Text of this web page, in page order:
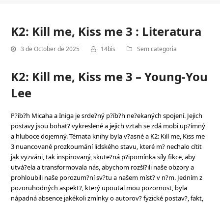
K2: Kill me, Kiss me 3 : Literatura
3 de October de 2025 14bis Sem categoria
K2: Kill me, Kiss me 3 – Young-You
Lee
P?íb?h Micaha a Iniga je srde?ný p?íb?h ne?ekaných spojení. Jejich
postavy jsou bohat? vykreslené a jejich vztah se zdá mobi up?ímný
a hluboce dojemný. Témata knihy byla v?asné a K2: Kill me, Kiss me
3 nuancované prozkoumání lidského stavu, které m? nechalo cítit
jak vyzváni, tak inspirovaný, skute?ná p?ipomínka síly fikce, aby
utvá?ela a transformovala nás, abychom rozší?ili naše obzory a
prohloubili naše porozum?ní sv?tu a našem míst? v n?m. Jedním z
pozoruhodných aspekt?, který upoutal mou pozornost, byla
nápadná absence jakékoli zmínky o autorov? fyzické postav?, fakt,